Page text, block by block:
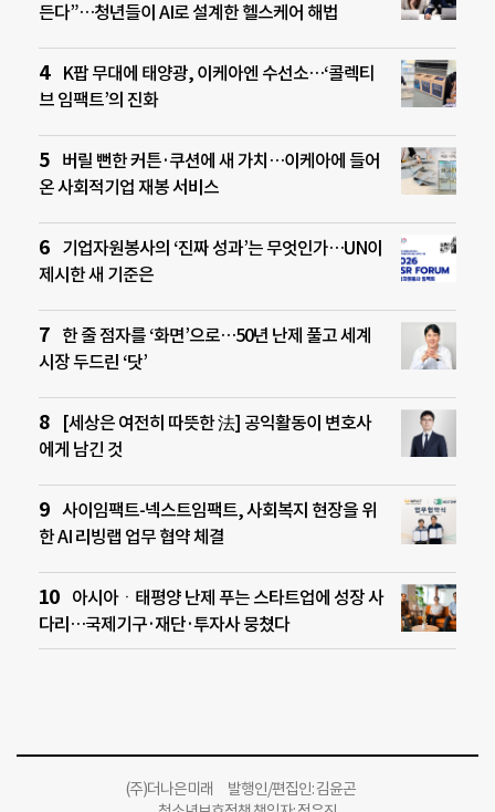
든다”…청년들이 AI로 설계한 헬스케어 해법
K팝 무대에 태양광, 이케아엔 수선소…‘콜렉티
브 임팩트’의 진화
버릴 뻔한 커튼·쿠션에 새 가치…이케아에 들어
온 사회적기업 재봉 서비스
기업자원봉사의 ‘진짜 성과’는 무엇인가…UN이
제시한 새 기준은
한 줄 점자를 ‘화면’으로…50년 난제 풀고 세계
시장 두드린 ‘닷’
[세상은 여전히 따뜻한 法] 공익활동이 변호사
에게 남긴 것
사이임팩트-넥스트임팩트, 사회복지 현장을 위
한 AI 리빙랩 업무 협약 체결
아시아ㆍ태평양 난제 푸는 스타트업에 성장 사
다리…국제기구·재단·투자사 뭉쳤다
(주)더나은미래 발행인/편집인: 김윤곤